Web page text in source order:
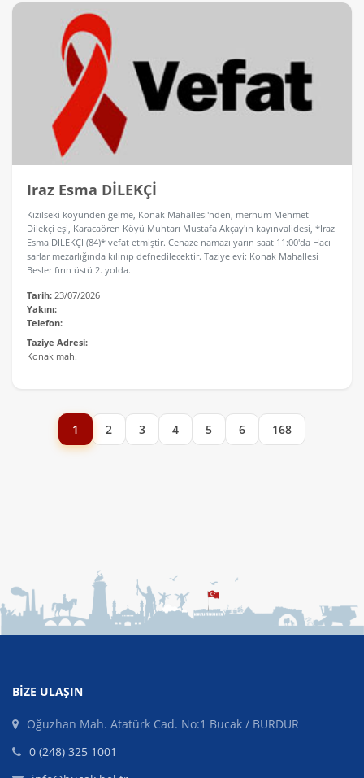
Iraz Esma DİLEKÇİ
Kızılseki köyünden gelme, Konak Mahallesi'nden, merhum Mehmet
Dilekçi eşi, Karacaören Köyü Muhtarı Mustafa Akçay'ın kayınvalidesi, *Iraz
Esma DİLEKÇİ (84)* vefat etmiştir. Cenaze namazı yarın saat 11:00'da Hacı
sarlar mezarlığında kılınıp defnedilecektir. Taziye evi: Konak Mahallesi
Besler fırın üstü 2. yolda.
Tarih:23/07/2026
Yakını:
Telefon:
Taziye Adresi:
Konak mah.
1 2 3 4 5 6 168
BIZE ULAŞIN
Oğuzhan Mah. Atatürk Cad. No:1 Bucak / BURDUR
0 (248) 325 1001